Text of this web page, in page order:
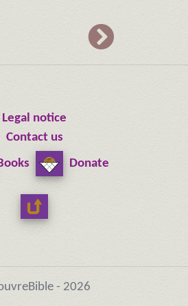
Legal notice
Contact us
Donate
- 2026